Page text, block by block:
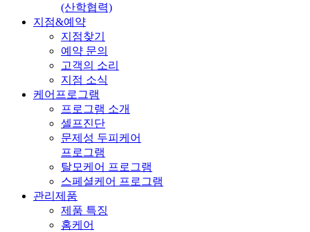
(산학협력)
지점&예약
지점찾기
예약 문의
고객의 소리
지점 소식
케어프로그램
프로그램 소개
셀프진단
문제성 두피케어
프로그램
탈모케어 프로그램
스페셜케어 프로그램
관리제품
제품 특징
홈케어